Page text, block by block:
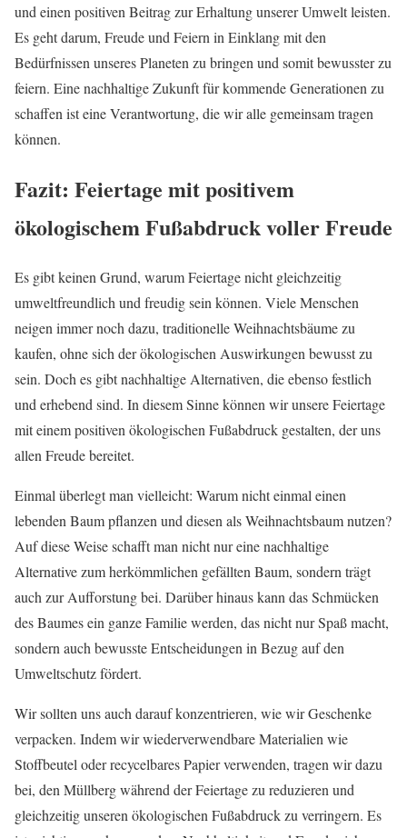
und einen positiven Beitrag zur Erhaltung unserer Umwelt leisten.
Es geht darum, Freude und Feiern in Einklang mit den
Bedürfnissen unseres Planeten zu bringen und somit bewusster zu
feiern. Eine nachhaltige Zukunft für kommende Generationen zu
schaffen ist eine Verantwortung, die wir alle gemeinsam tragen
können.
Fazit: Feiertage mit positivem
ökologischem Fußabdruck voller Freude
Es gibt keinen Grund, warum Feiertage nicht gleichzeitig
umweltfreundlich und freudig sein können. Viele Menschen
neigen immer noch dazu, traditionelle Weihnachtsbäume zu
kaufen, ohne sich der ökologischen Auswirkungen bewusst zu
sein. Doch es gibt nachhaltige Alternativen, die ebenso festlich
und erhebend sind. In diesem Sinne können wir unsere Feiertage
mit einem positiven ökologischen Fußabdruck gestalten, der uns
allen Freude bereitet.
Einmal überlegt man vielleicht: Warum nicht einmal einen
lebenden Baum pflanzen und diesen als Weihnachtsbaum nutzen?
Auf diese Weise schafft man nicht nur eine nachhaltige
Alternative zum herkömmlichen gefällten Baum, sondern trägt
auch zur Aufforstung bei. Darüber hinaus kann das Schmücken
des Baumes ein ganze Familie werden, das nicht nur Spaß macht,
sondern auch bewusste Entscheidungen in Bezug auf den
Umweltschutz fördert.
Wir sollten uns auch darauf konzentrieren, wie wir Geschenke
verpacken. Indem wir wiederverwendbare Materialien wie
Stoffbeutel oder recycelbares Papier verwenden, tragen wir dazu
bei, den Müllberg während der Feiertage zu reduzieren und
gleichzeitig unseren ökologischen Fußabdruck zu verringern. Es